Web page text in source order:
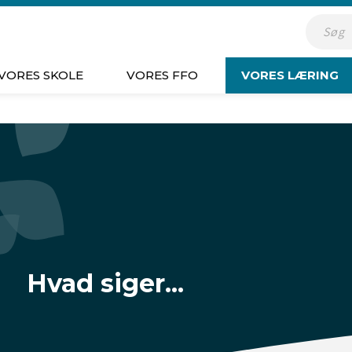
Indsæt
SKOLE VORES FFO VORES LÆRING
Hvad siger...